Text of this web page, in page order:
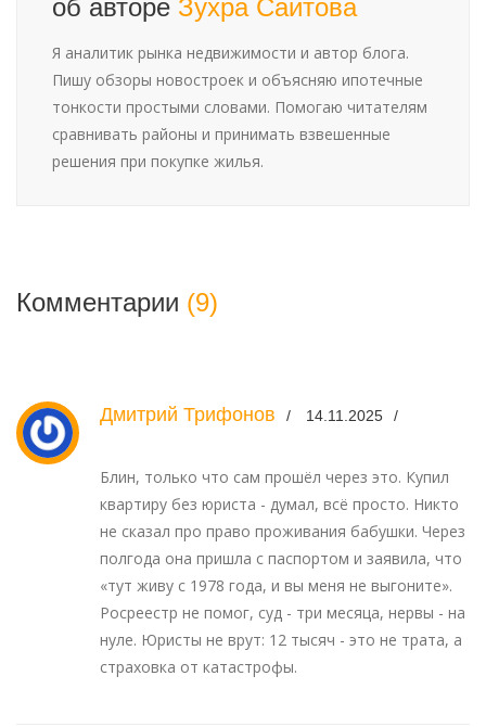
об авторе Зухра Саитова
Я аналитик рынка недвижимости и автор блога.
Пишу обзоры новостроек и объясняю ипотечные
тонкости простыми словами. Помогаю читателям
сравнивать районы и принимать взвешенные
решения при покупке жилья.
Комментарии (9)
Дмитрий Трифонов 14.11.2025
Блин, только что сам прошёл через это. Купил
квартиру без юриста - думал, всё просто. Никто
не сказал про право проживания бабушки. Через
полгода она пришла с паспортом и заявила, что
«тут живу с 1978 года, и вы меня не выгоните».
Росреестр не помог, суд - три месяца, нервы - на
нуле. Юристы не врут: 12 тысяч - это не трата, а
страховка от катастрофы.